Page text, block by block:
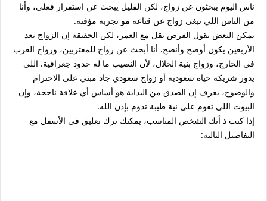
ناس اليوم يبحثون عن زواج، لكن القليل يبحث عن استقرار فعلي، وأنا
من الناس اللي تبغى زواج عن قناعة مو تجربة مؤقتة.
يمكن البعض يقول الفرص تقل مع العمر، لكن الحقيقة إن الزواج بعد
الأربعين يكون أوضح وأنضج. أنا أبحث عن زواج للمغتربين، وزواج العرب
في الخارج، وزواج بنية الحلال، لأن النصيب ما له حدود جغرافية. اللي
يدور شريكة حياة سعودية أو زواج سعودي جاد مبني على الاحترام
والوضوح، يعرف إن الصدق من البداية هو أساس أي علاقة ناجحة، وإن
البيوت اللي تقوم على نية طيبة تدوم بإذن الله.
إذا كنت ذ أنك الشخص المناسب، يمكنك ترك تعليق في الأسفل مع
التفاصيل التالية: